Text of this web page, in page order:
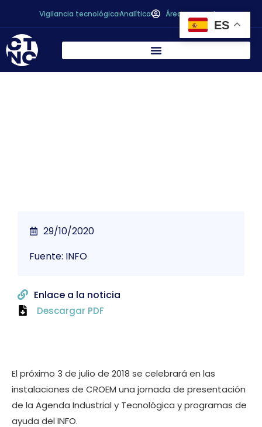
Vigilancia tecnológicaAnalítica Área personal
El próximo 3 de julio de 2018 se celebrará en las
instalaciones de CROEM una jornada de presentación
de la Agenda Industrial y Tecnológica y programas de
ayuda del INFO.
29/10/2020
Fuente: INFO
Enlace a la noticia
Descargar PDF
ES